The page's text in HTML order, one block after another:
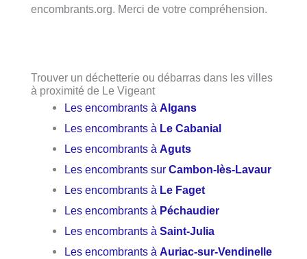
encombrants.org. Merci de votre compréhension.
Trouver un déchetterie ou débarras dans les villes
à proximité de Le Vigeant
Les encombrants àAlgans
Les encombrants à Le Cabanial
Les encombrants àAguts
Les encombrants surCambon-lès-Lavaur
Les encombrants à Le Faget
Les encombrants à Péchaudier
Les encombrants àSaint-Julia
Les encombrants àAuriac-sur-Vendinelle